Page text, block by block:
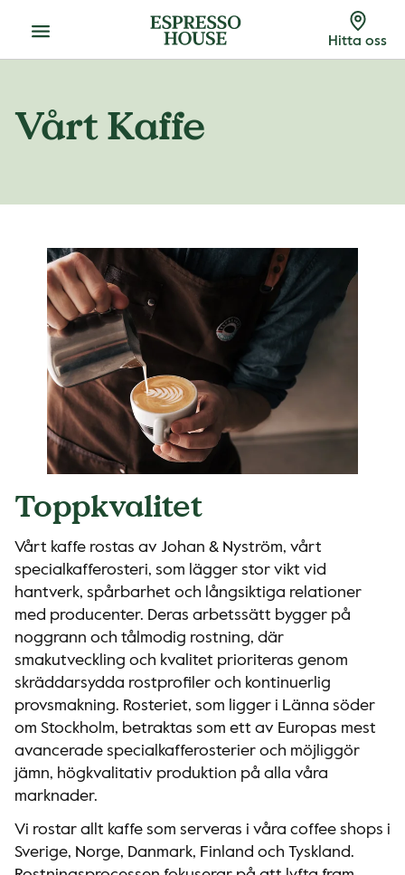
Meny Hitta oss
Vårt Kaffe
Toppkvalitet
Vårt kaffe rostas av Johan & Nyström, vårt
specialkafferosteri, som lägger stor vikt vid
hantverk, spårbarhet och långsiktiga relationer
med producenter. Deras arbetssätt bygger på
noggrann och tålmodig rostning, där
smakutveckling och kvalitet prioriteras genom
skräddarsydda rostprofiler och kontinuerlig
provsmakning. Rosteriet, som ligger i Länna söder
om Stockholm, betraktas som ett av Europas mest
avancerade specialkafferosterier och möjliggör
jämn, högkvalitativ produktion på alla våra
marknader.
Vi rostar allt kaffe som serveras i våra coffee shops i
Sverige, Norge, Danmark, Finland och Tyskland.